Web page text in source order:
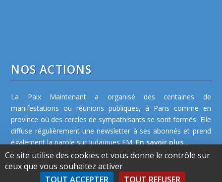
NOS ACTIONS
La Paix Maintenant a organisé des centaines de
manifestations ou réunions publiques, à Paris comme en
province où des cercles de sympathisants se sont formés. Elle
diffuse régulièrement une newsletter à ses abonnés et prend
également la parole sur Judaïques FM.En savoir plus...
Ce site utilise des cookies et vous donne le contrôle sur
ceux que vous souhaitez activer
TOUT ACCEPTER
TOUT REFUSER